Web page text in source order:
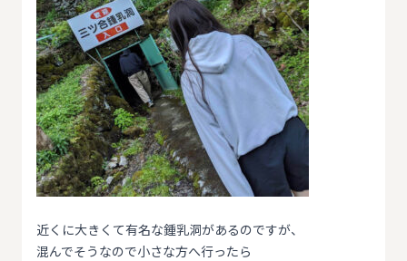
近くに大きくて有名な鍾乳洞があるのですが、
混んでそうなので小さな方へ行ったら